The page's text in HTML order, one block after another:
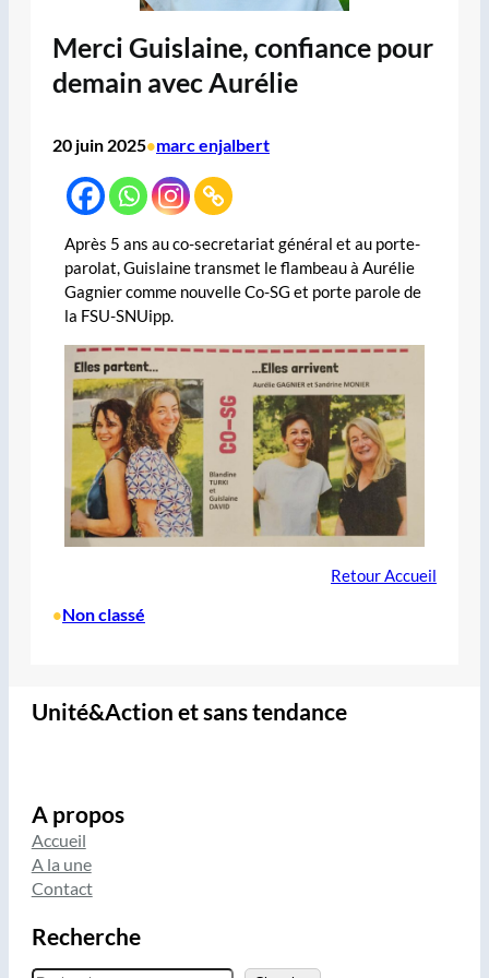
Merci Guislaine, confiance pour
demain avec Aurélie
20 juin 2025•marc enjalbert
Après 5 ans au co-secretariat général et au porte-
parolat, Guislaine transmet le flambeau à Aurélie
Gagnier comme nouvelle Co-SG et porte parole de
la FSU-SNUipp.
Retour Accueil
•Non classé
Unité&Action et sans tendance
A propos
Accueil
A la une
Contact
Recherche